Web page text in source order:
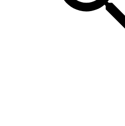
誌第二版